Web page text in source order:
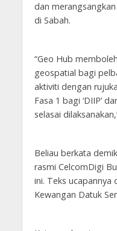
dan
di Sabah.
“Geo Hub
geospatial bagi
aktiviti dengan
Fasa 1 bagi ‘DIIP’
selasai
Beliau berkata
rasmi CelcomDigi
ini. Teks ucapannya
Kewangan Datuk